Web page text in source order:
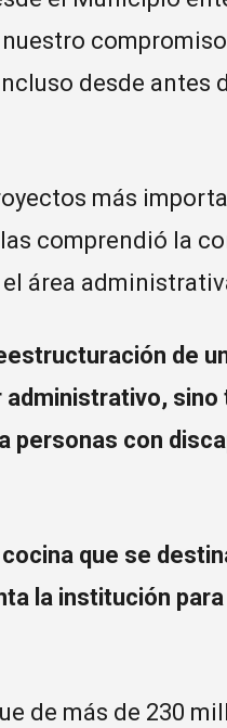
desde antes
más
comprendió la
área
de
personas con
que se
la institución
de más de 230